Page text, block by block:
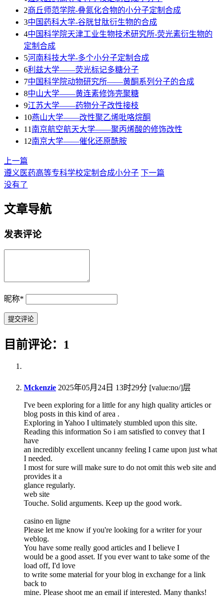
2商丘师范学院-叠氮化合物的小分子定制合成
3​中国药科大学-谷胱甘肽衍生物的合成
4中国科学院天津工业生物技术研究所-荧光素衍生物的
定制合成
5河南科技大学-多个小分子定制合成
6利兹大学——荧光标记多糖分子
7中国科学院动物研究所——黄酮系列分子的合成
8中山大学——黄连素修饰壳聚糖
9江苏大学——药物分子改性接枝
10燕山大学——改性聚乙烯吡咯烷酮
11 南京航空航天大学——聚丙烯酸的修饰改性
12南京大学——催化还原酰胺
上一篇
遵义医药高等专科学校定制合成小分子 下一篇
没有了
文章导航
发表评论
昵称*
目前评论：1
Mckenzie 2025年05月24日 13时29分 [value:no/]层
I've been exploring for a little for any high quality articles or
blog posts in this kind of area .
Exploring in Yahoo I ultimately stumbled upon this site.
Reading this information So i am satisfied to convey that I
have
an incredibly excellent uncanny feeling I came upon just what
I needed.
I most for sure will make sure to do not omit this web site and
provides it a
glance regularly.
web site
Touche. Solid arguments. Keep up the good work.
casino en ligne
Please let me know if you're looking for a writer for your
weblog.
You have some really good articles and I believe I
would be a good asset. If you ever want to take some of the
load off, I'd love
to write some material for your blog in exchange for a link
back to
mine. Please shoot me an email if interested. Many thanks!